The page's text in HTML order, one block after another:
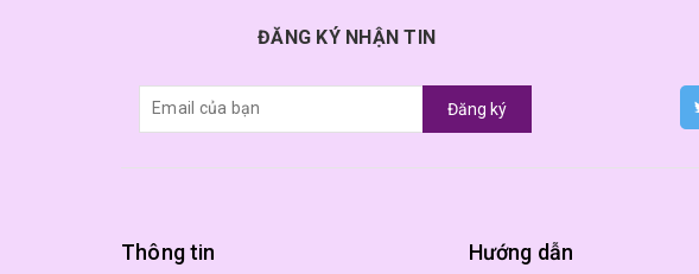
ĐĂNG KÝ NHẬN TIN
Đăng ký
Thông tin Hướng dẫn